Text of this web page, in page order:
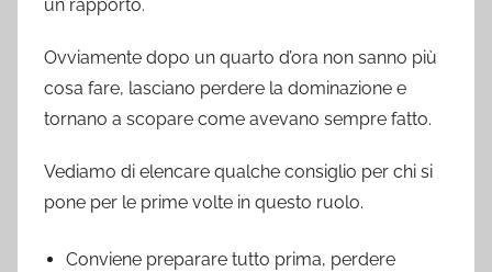
un rapporto.
Ovviamente dopo un quarto d’ora non sanno più
cosa fare, lasciano perdere la dominazione e
tornano a scopare come avevano sempre fatto.
Vediamo di elencare qualche consiglio per chi si
pone per le prime volte in questo ruolo.
Conviene preparare tutto prima, perdere